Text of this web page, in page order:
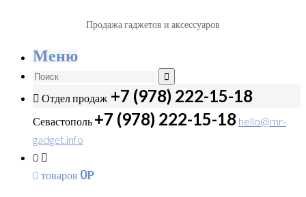
Продажа гаджетов и аксессуаров
Меню
Отдел продаж +7 (978) 222-15-18
Севастополь +7 (978) 222-15-18 hello@mr-
gadget.info
0
0 товаров 0Р